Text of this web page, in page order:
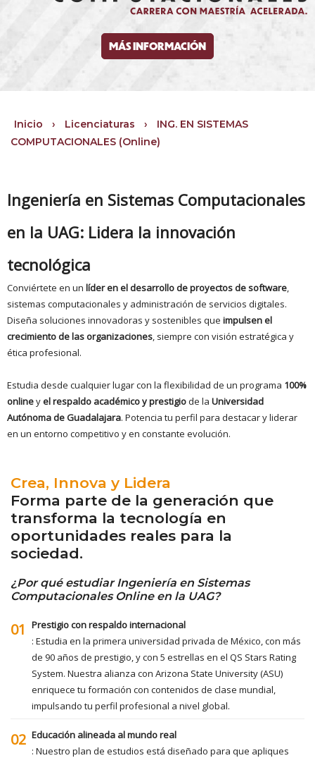
MÁS INFORMACIÓN
Inicio › Licenciaturas ›
ING. EN SISTEMAS
COMPUTACIONALES (Online)
Ingeniería en Sistemas Computacionales
en la UAG: Lidera la innovación
tecnológica
Conviértete en un líder en el desarrollo de proyectos de software
sistemas computacionales y administración de servicios digitales.
Diseña soluciones innovadoras y sostenibles que impulsen el
crecimiento de las organizaciones , siempre con visión estratégica y
ética profesional.
Estudia desde cualquier lugar con la flexibilidad de un programa 100%
onlineyel respaldo académico y prestigiode la Universidad
Autónoma de Guadalajara. Potencia tu perfil para destacar y liderar
en un entorno competitivo y en constante evolución.
Crea, Innova y Lidera
Forma parte de la generación que
transforma la tecnología en
oportunidades reales para la
sociedad.
¿Por qué estudiar Ingeniería en Sistemas
Computacionales Online en la UAG?
01
Prestigio con respaldo internacional
: Estudia en la primera universidad privada de México, con más
de 90 años de prestigio, y con 5 estrellas en el QS Stars Rating
System. Nuestra alianza con Arizona State University (ASU)
enriquece tu formación con contenidos de clase mundial,
impulsando tu perfil profesional a nivel global.
02 Educación alineada al mundo real
: Nuestro plan de estudios está diseñado para que apliques